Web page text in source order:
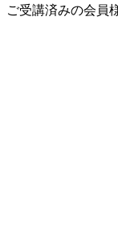
ご受講済みの会員